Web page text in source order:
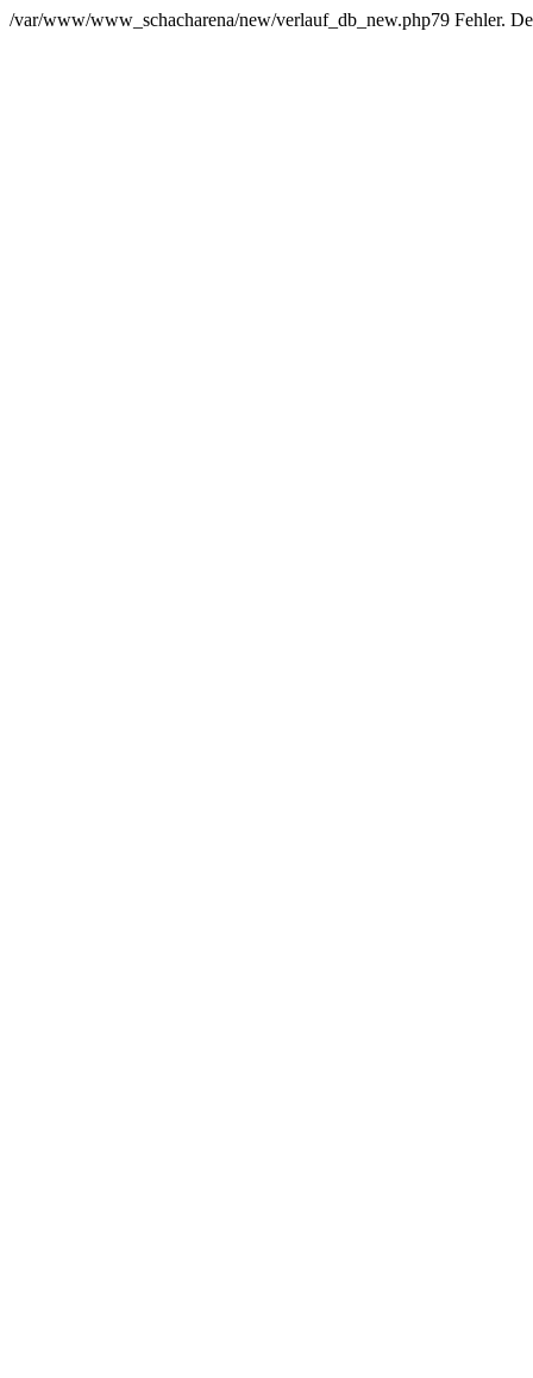
/var/www/www_schacharena/new/verlauf_db_new.php79 Fehler.